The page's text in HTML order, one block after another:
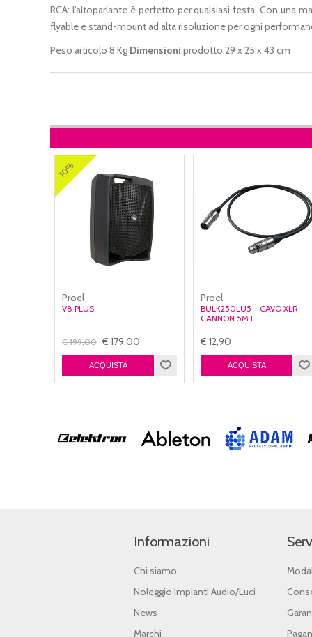
RCA: l'altoparlante è perfetto per qualsiasi festa. Con una
flyable e stand-mount ad alta risoluzione per ogni
Peso articolo 8 Kg Dimensioni prodotto 29 x 25 x 43 cm
10%
Proel
V8 PLUS
€ 199,00 € 179,00
Proel
BULK250LU5 - CAVO XLR
CANNON 5MT
€ 12,90
Informazioni
Chi siamo
Noleggio Impianti Audio/Luci
News
Marchi